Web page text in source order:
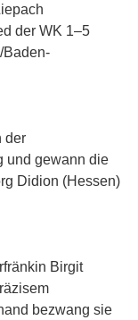
der WK 1–5
Baden-
der
und gewann die
Didion (Hessen)
Birgit
bezwang sie